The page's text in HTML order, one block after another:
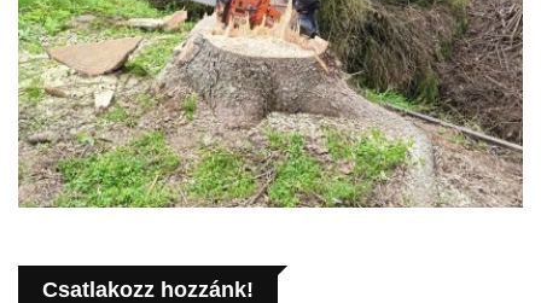
Csatlakozz hozzánk!